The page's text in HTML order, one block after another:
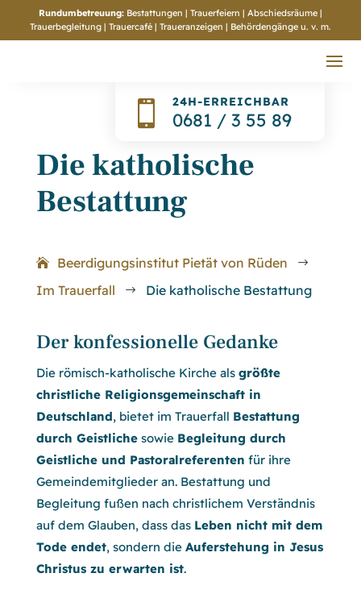
Rundumbetreuung: Bestattungen | Trauerfeiern | Abschiedsräume |
Trauerbegleitung | Trauercafé | Traueranzeigen | Behördengänge u. v. m.
 24H-ERREICHBAR
0681 / 3 55 89
Die katholische
Bestattung
Beerdigungsinstitut Pietät von Rüden $
Im Trauerfall $ Die katholische Bestattung
Der konfessionelle Gedanke
Die römisch-katholische Kirche als größte
christliche Religionsgemeinschaft in
Deutschland, bietet im Trauerfall Bestattung
durch Geistlichesowie Begleitung durch
Geistliche und Pastoralreferenten für ihre
Gemeindemitglieder an. Bestattung und
Begleitung fußen nach christlichem Verständnis
auf dem Glauben, dass das Leben nicht mit dem
Tode endet, sondern die Auferstehung in Jesus
Christus zu erwarten ist.